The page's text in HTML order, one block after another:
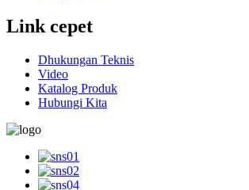
Link cepet
Dhukungan Teknis
Video
Katalog Produk
Hubungi Kita